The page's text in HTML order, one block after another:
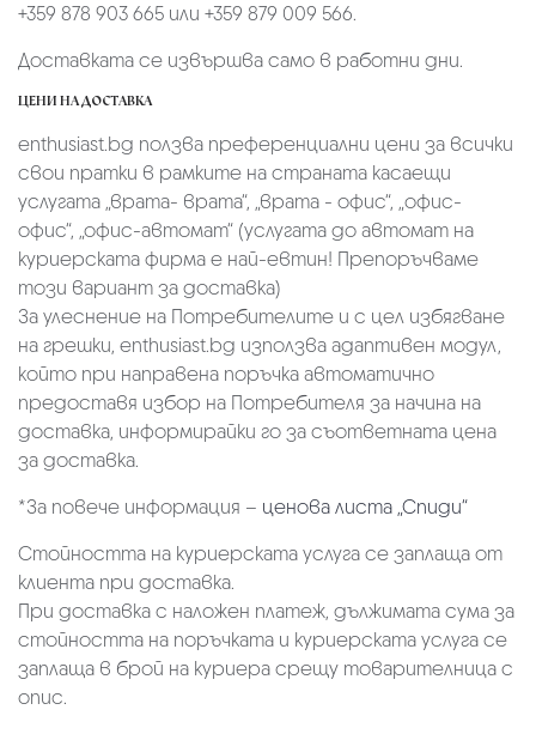
+359 878 903 665 или +359 879 009 566.
Доставката се извършва само в работни дни.
ЦЕНИ НА ДОСТАВКА
enthusiast.bg ползва преференциални цени за всички
свои пратки в рамките на страната касаещи
услугата „врата- врата“, „врата - офис“, „oфис-
офис“, „офис-автомат“ (услугата до автомат на
куриерската фирма е най-евтин! Препоръчваме
този вариант за доставка)
За улеснение на Потребителите и с цел избягване
на грешки, enthusiast.bg използва адаптивен модул,
който при направена поръчка автоматично
предоставя избор на Потребителя за начина на
доставка, информирайки го за съответната цена
за доставка.
*За повече информация – ценова листа „Спиди“
Стойността на куриерската услуга се заплаща от
клиента при доставка.
При доставка с наложен платеж, дължимата сума за
стойността на поръчката и куриерската услуга се
заплаща в брой на куриера срещу товарителница с
опис.